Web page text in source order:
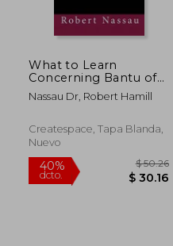
What to Learn
Concerning Bantu of
West Africa in the 19th
century: "Bantu
Nassau Dr, Robert Hamill
Createspace, Tapa Blanda,
Nuevo